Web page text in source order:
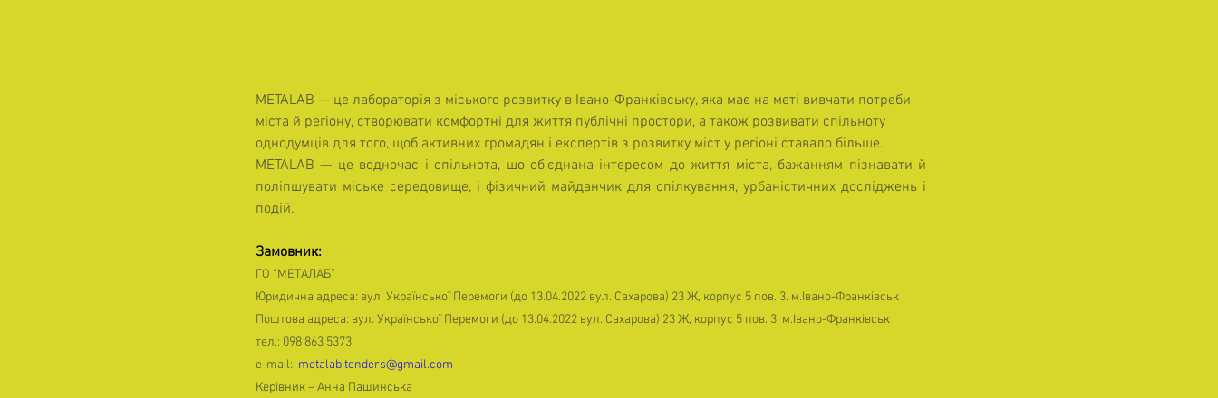
METALAB — це лабораторія з міського розвитку в Івано-Франківську, яка має на меті вивчати потреби
міста й регіону, створювати комфортні для життя публічні простори, а також розвивати спільноту
однодумців для того, щоб активних громадян і експертів з розвитку міст у регіоні ставало більше.
METALAB — це водночас і спільнота, що об’єднана інтересом до життя міста, бажанням пізнавати й
поліпшувати міське середовище, і фізичний майданчик для спілкування, урбаністичних досліджень і
подій.
Замовник:
ГО “МЕТАЛАБ”
Юридична адреса: вул. Української Перемоги (до 13.04.2022 вул. Сахарова) 23 Ж, корпус 5 пов. 3. м.Івано-Франківськ
Поштова адреса: вул. Української Перемоги (до 13.04.2022 вул. Сахарова) 23 Ж, корпус 5 пов. 3. м.Івано-Франківськ
тел.: 098 863 5373
e-mail: metalab.tenders@gmail.com
Керівник – Анна Пашинська